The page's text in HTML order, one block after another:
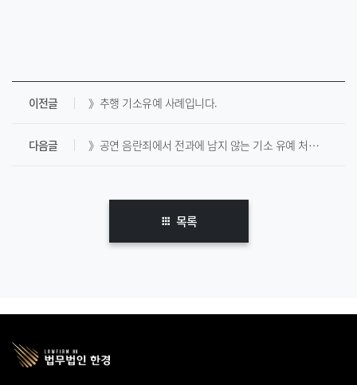
이전글 》추행 기소유예 사례입니다.
다음글 》공연 음란죄에서 전과에 남지 않는 기소 유예 처분을 받았습니다.
목록